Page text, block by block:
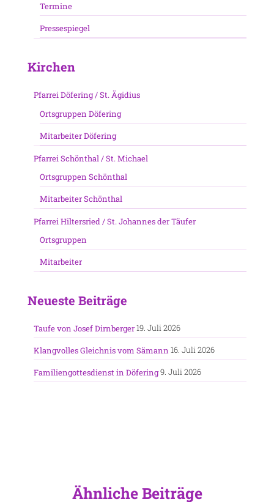
Termine
Pressespiegel
Kirchen
Pfarrei Döfering / St. Ägidius
Ortsgruppen Döfering
Mitarbeiter Döfering
Pfarrei Schönthal / St. Michael
Ortsgruppen Schönthal
Mitarbeiter Schönthal
Pfarrei Hiltersried / St. Johannes der Täufer
Ortsgruppen
Mitarbeiter
Neueste Beiträge
Taufe von Josef Dirnberger19. Juli 2026
Klangvolles Gleichnis vom Sämann 16. Juli 2026
Familiengottesdienst in Döfering9. Juli 2026
Ähnliche Beiträge